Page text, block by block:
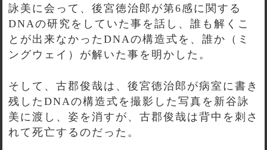
詠美に会って、後宮徳治郎が第6感に関する
DNAの研究をしていた事を話し、誰も解くこ
とが出来なかったDNAの構造式を、誰か（ミ
ングウェイ）が解いた事を明かした。
そして、古郡俊哉は、後宮徳治郎が病室に書き
残したDNAの構造式を撮影した写真を新谷詠
美に渡し、姿を消すが、古郡俊哉は背中を刺さ
れて死亡するのだった。